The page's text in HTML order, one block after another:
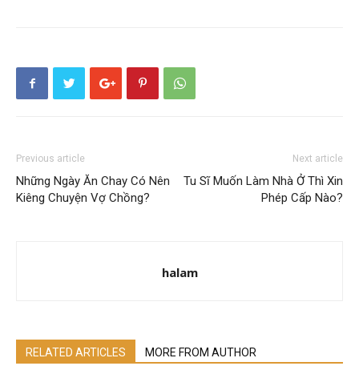
Previous article
Những Ngày Ăn Chay Có Nên
Kiêng Chuyện Vợ Chồng?
Next article
Tu Sĩ Muốn Làm Nhà Ở Thì Xin
Phép Cấp Nào?
halam
RELATED ARTICLES MORE FROM AUTHOR